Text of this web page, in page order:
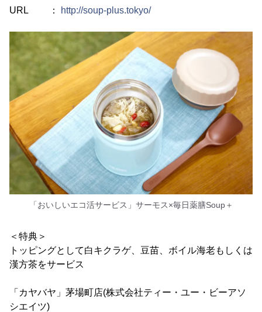
URL ：
http://soup-plus.tokyo/
「おいしいエコ活サービス」サーモス×毎日薬膳Soup＋
＜特典＞
トッピングとして白キクラゲ、豆苗、ボイル海老もしくは
漢方茶をサービス
「カヤバヤ」茅場町店(株式会社ティー・ユー・ビーアソ
シエイツ)